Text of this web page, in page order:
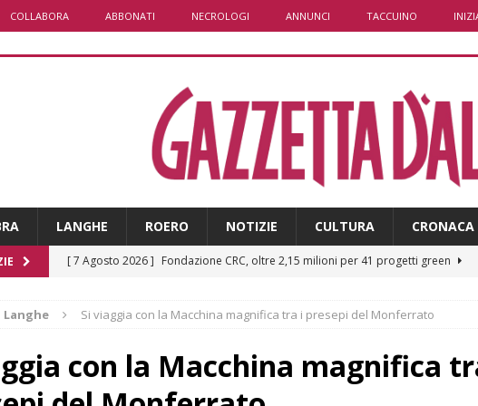
COLLABORA ABBONATI NECROLOGI ANNUNCI TACCUINO
LANGHE ROERO NOTIZIE CULTURA CRONACA
[ 7 Agosto 2026 ] Fondazione CRC, oltre 2,15 milioni per 41 progetti green
[ 7 Agosto 2026 ] Siccità in Piemonte, parte la richiesta di calamità naturale
Bollettino meteo: un po’ di temporali nel fine settimana, ma il
Langhe Si viaggia con la Macchina magnifica tra i presepi del Monferrato
con la Macchina magnifica